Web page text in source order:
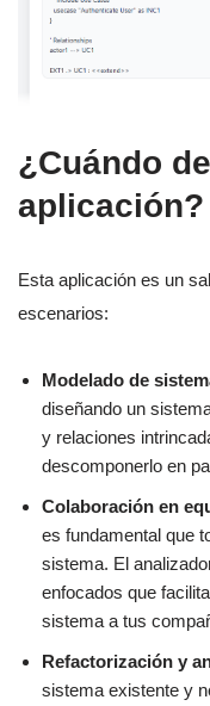
¿Cuándo
aplicación?
Esta aplicación es un
escenarios:
Modelado de
diseñando un
y relaciones
descomponerlo en
Colaboración en
es fundamental que
sistema. El
enfocados que
sistema a tus
Refactorización y
sistema existente y